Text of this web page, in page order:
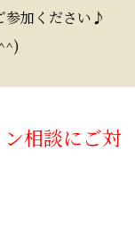
参加ください♪
相談にご対